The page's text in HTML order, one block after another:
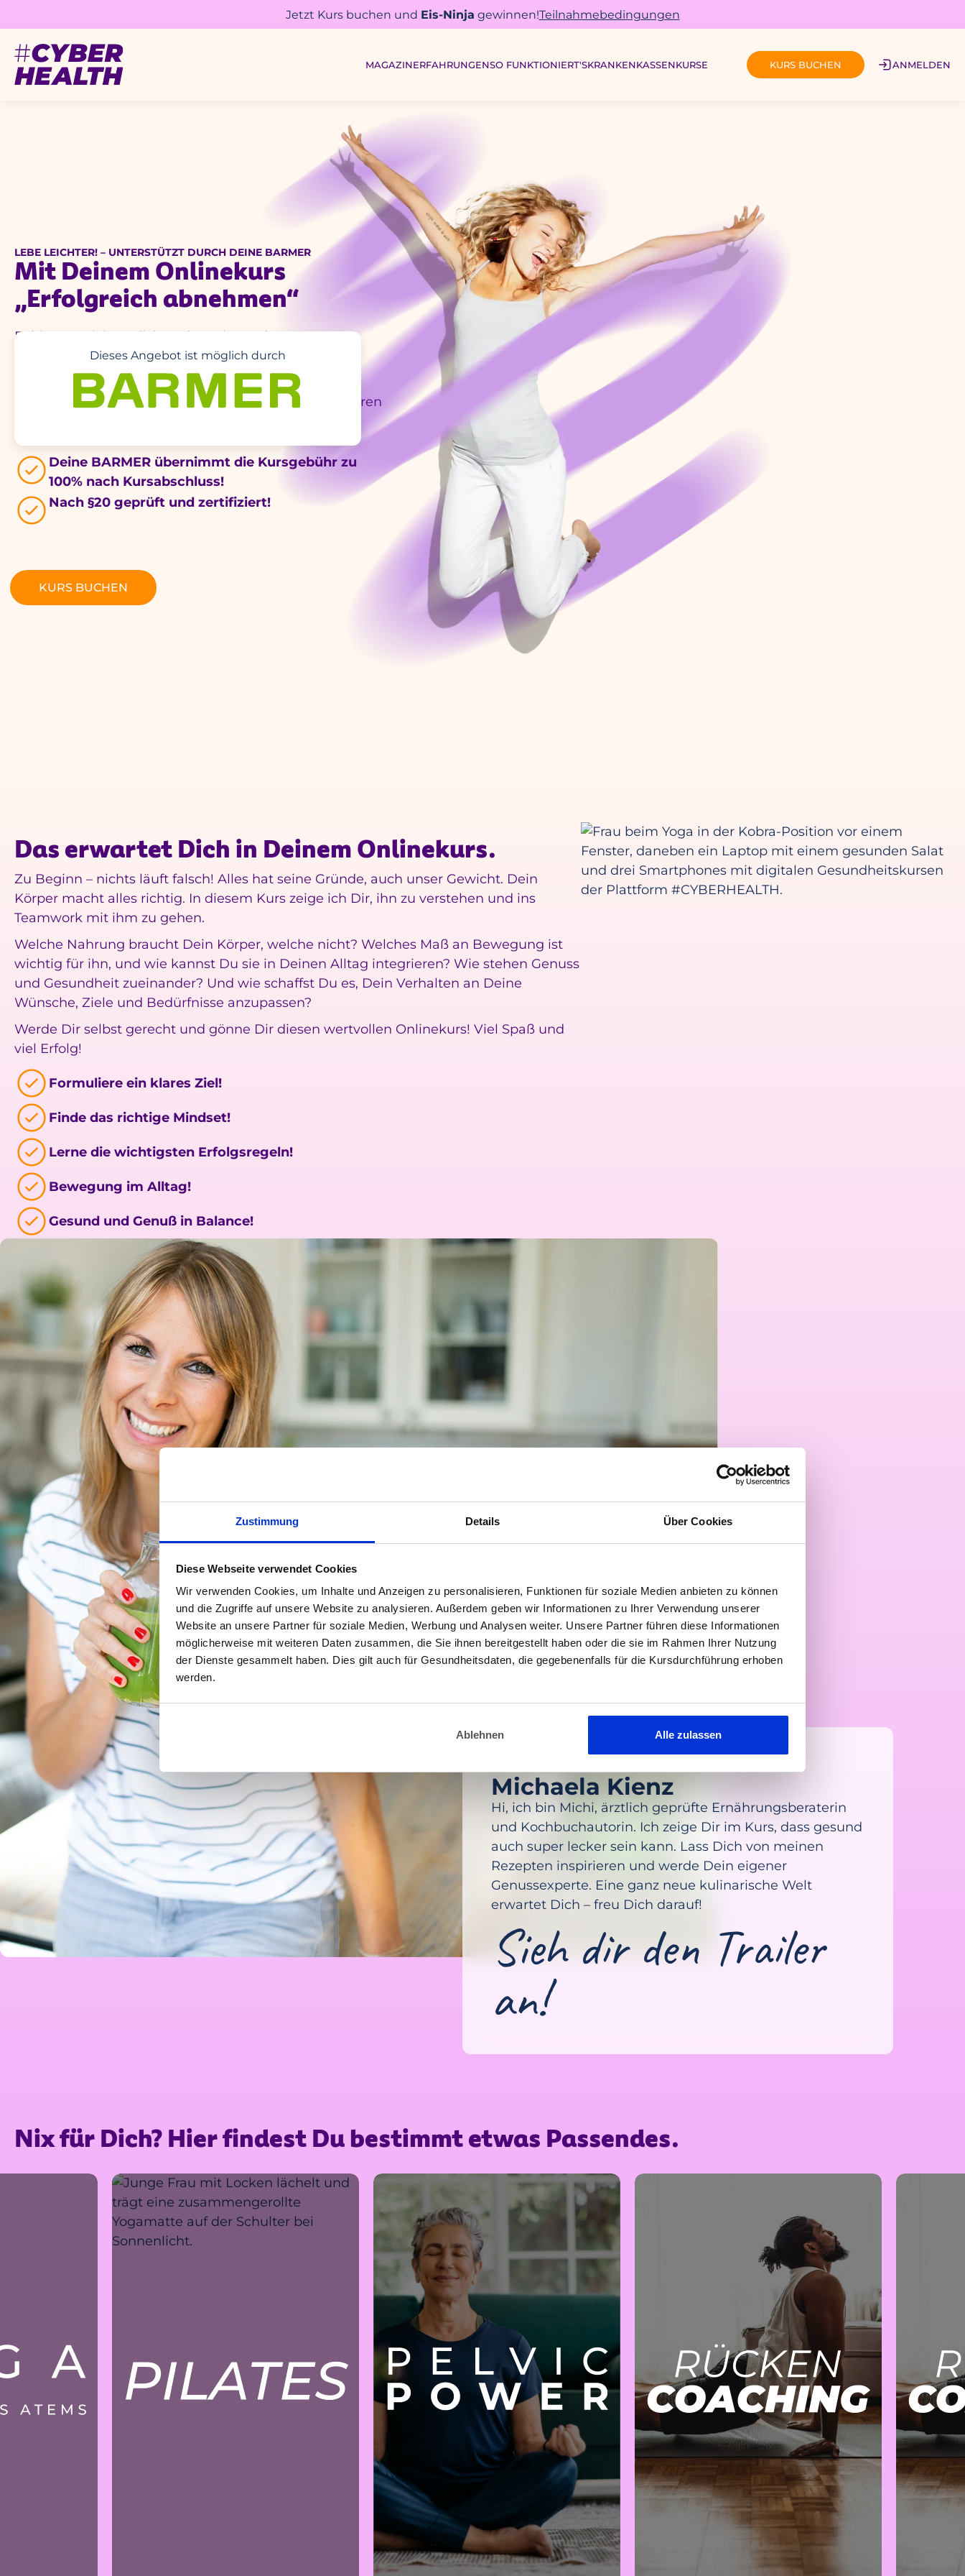
Zustimmung Details Über Cookies
Diese Webseite verwendet Cookies
Wir verwenden Cookies, um Inhalte und Anzeigen zu personalisieren, Funktionen für soziale Medien anbieten zu können
und die Zugriffe auf unsere Website zu analysieren. Außerdem geben wir Informationen zu Ihrer Verwendung unserer
Website an unsere Partner für soziale Medien, Werbung und Analysen weiter. Unsere Partner führen diese Informationen
möglicherweise mit weiteren Daten zusammen, die Sie ihnen bereitgestellt haben oder die sie im Rahmen Ihrer Nutzung
der Dienste gesammelt haben. Dies gilt auch für Gesundheitsdaten, die gegebenenfalls für die Kursdurchführung erhoben
werden.
Ablehnen Alle zulassen
Jetzt Kurs buchen und Eis-Ninja gewinnen!Teilnahmebedingungen
MAGAZINERFAHRUNGENSO FUNKTIONIERT'SKRANKENKASSENKURSE KURS BUCHEN ANMELDEN
Dieses Angebot ist möglich durch
LEBE LEICHTER! – UNTERSTÜTZT DURCH DEINE BARMER
Mit Deinem Onlinekurs
„Erfolgreich abnehmen“
Fühlst Du Dich zu dick und möchtest daran etwas
ändern? Was muss geschehen, damit das dauerhaft
Wir finden gemeinsam Deinen Weg zu einem leichteren
Deine BARMER übernimmt die Kursgebühr zu
100% nach Kursabschluss!
Nach §20 geprüft und zertifiziert!
KURS BUCHEN
Das erwartet Dich in Deinem Onlinekurs.
Zu Beginn – nichts läuft falsch! Alles hat seine Gründe, auch unser Gewicht. Dein
Körper macht alles richtig. In diesem Kurs zeige ich Dir, ihn zu verstehen und ins
Teamwork mit ihm zu gehen.
Welche Nahrung braucht Dein Körper, welche nicht? Welches Maß an Bewegung ist
wichtig für ihn, und wie kannst Du sie in Deinen Alltag integrieren? Wie stehen Genuss
und Gesundheit zueinander? Und wie schaffst Du es, Dein Verhalten an Deine
Wünsche, Ziele und Bedürfnisse anzupassen?
Werde Dir selbst gerecht und gönne Dir diesen wertvollen Onlinekurs! Viel Spaß und
viel Erfolg!
Formuliere ein klares Ziel!
Finde das richtige Mindset!
Lerne die wichtigsten Erfolgsregeln!
Bewegung im Alltag!
Gesund und Genuß in Balance!
Michaela Kienz
Hi, ich bin Michi, ärztlich geprüfte Ernährungsberaterin
und Kochbuchautorin. Ich zeige Dir im Kurs, dass gesund
auch super lecker sein kann. Lass Dich von meinen
Rezepten inspirieren und werde Dein eigener
Genussexperte. Eine ganz neue kulinarische Welt
erwartet Dich – freu Dich darauf!
Sieh dir den Trailer
an!
Nix für Dich? Hier findest Du bestimmt etwas Passendes.